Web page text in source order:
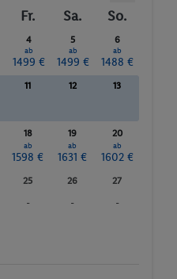
Fr. Sa. So.
4
ab
1499 €
5
ab
1499 €
6
ab
1488 €
11 12 13
18
ab
1598 €
19
ab
1631 €
20
ab
1602 €
25
-
26
-
27
-